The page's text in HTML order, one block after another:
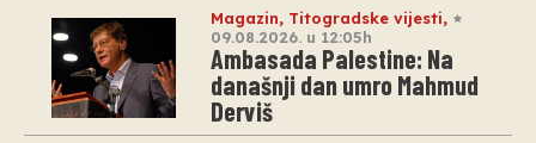
Magazin, Titogradske vijesti,
09.08.2026. u 12:05h
Ambasada Palestine: Na
današnji dan umro Mahmud
Derviš